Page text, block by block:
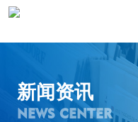
新闻资讯
NEWS CENTER